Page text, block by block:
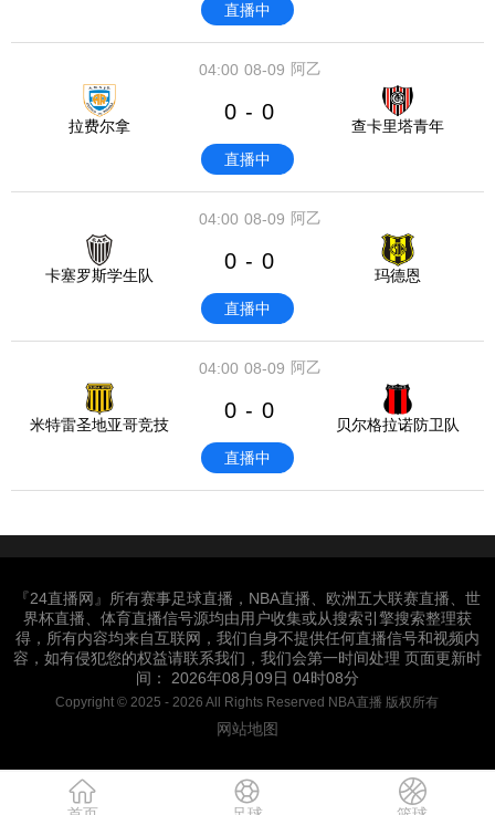
直播中
08-09
04:00 阿乙
拉费尔拿
0 - 0
查卡里塔青年
直播中
08-09
04:00 阿乙
卡塞罗斯学生队
0 - 0
玛德恩
直播中
08-09
04:00 阿乙
米特雷圣地亚哥竞技
0 - 0
贝尔格拉诺防卫队
直播中
『24直播网』所有赛事足球直播，NBA直播、欧洲五大联赛直播、世
界杯直播、体育直播信号源均由用户收集或从搜索引擎搜索整理获
得，所有内容均来自互联网，我们自身不提供任何直播信号和视频内
容，如有侵犯您的权益请联系我们，我们会第一时间处理 页面更新时
间： 2026年08月09日 04时08分
Copyright © 2025 - 2026 All Rights Reserved NBA直播 版权所有
网站地图